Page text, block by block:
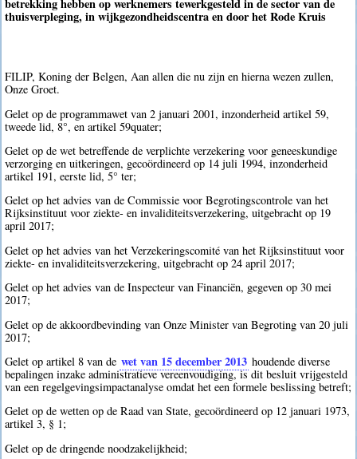
betrekking hebben op werknemers tewerkgesteld in de sector van de
thuisverpleging, in wijkgezondheidscentra en door het Rode Kruis
FILIP, Koning der Belgen, Aan allen die nu zijn en hierna wezen zullen,
Onze Groet.
Gelet op de programmawet van 2 januari 2001, inzonderheid artikel 59,
tweede lid, 8°, en artikel 59quater;
Gelet op de wet betreffende de verplichte verzekering voor geneeskundige
verzorging en uitkeringen, gecoördineerd op 14 juli 1994, inzonderheid
artikel 191, eerste lid, 5° ter;
Gelet op het advies van de Commissie voor Begrotingscontrole van het
Rijksinstituut voor ziekte- en invaliditeitsverzekering, uitgebracht op 19
april 2017;
Gelet op het advies van het Verzekeringscomité van het Rijksinstituut voor
ziekte- en invaliditeitsverzekering, uitgebracht op 24 april 2017;
Gelet op het advies van de Inspecteur van Financiën, gegeven op 30 mei
2017;
Gelet op de akkoordbevinding van Onze Minister van Begroting van 20 juli
2017;
Gelet op artikel 8 van de wet van 15 december 2013 houdende diverse
bepalingen inzake administratieve vereenvoudiging, is dit besluit vrijgesteld
van een regelgevingsimpactanalyse omdat het een formele beslissing betreft;
Gelet op de wetten op de Raad van State, gecoördineerd op 12 januari 1973,
artikel 3, § 1;
Gelet op de dringende noodzakelijkheid;